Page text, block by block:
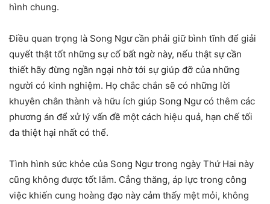
hình chung.
Điều quan trọng là Song Ngư cần phải giữ bình tĩnh để giải
quyết thật tốt những sự cố bất ngờ này, nếu thật sự cần
thiết hãy đừng ngần ngại nhờ tới sự giúp đỡ của những
người có kinh nghiệm. Họ chắc chắn sẽ có những lời
khuyên chân thành và hữu ích giúp Song Ngư có thêm các
phương án để xử lý vấn đề một cách hiệu quả, hạn chế tối
đa thiệt hại nhất có thể.
Tình hình sức khỏe của Song Ngư trong ngày Thứ Hai này
cũng không được tốt lắm. Cẳng thăng, áp lực trong công
việc khiến cung hoàng đạo này cảm thấy mệt mỏi, không